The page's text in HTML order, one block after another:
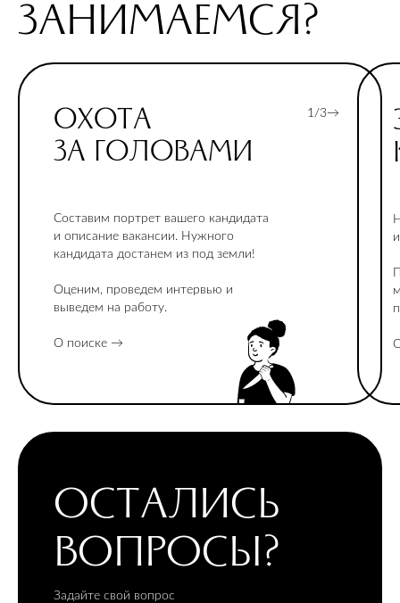
ЗАНИМАЕМСЯ?
ОХОТА
ЗА ГОЛОВАМИ
Составим портрет вашего кандидата
и описание вакансии. Нужного
кандидата достанем из под земли!
Оценим, проведем интервью и
выведем на работу.
О поиске →
1/3→
ОСТАЛИСЬ
ВОПРОСЫ?
Задайте свой вопрос